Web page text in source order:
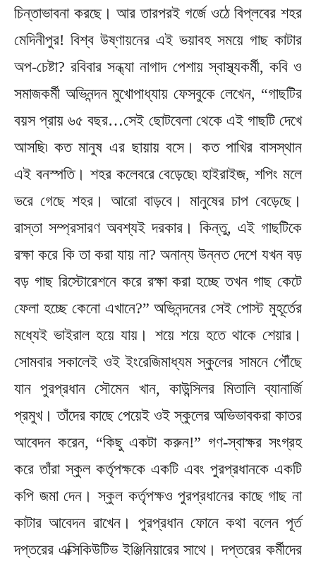
চিন্তাভাবনা করছে। আর তারপরই গর্জে ওঠে বিপ্লবের শহর
মেদিনীপুর! বিশ্ব উষ্ণায়নের এই ভয়াবহ সময়ে গাছ কাটার
অপ-চেষ্টা? রবিবার সন্ধ্যা নাগাদ পেশায় স্বাস্থ্যকর্মী, কবি ও
সমাজকর্মী অভিনন্দন মুখোপাধ্যায় ফেসবুকে লেখেন, “গাছটির
বয়স প্রায় ৬৫ বছর…সেই ছোটবেলা থেকে এই গাছটি দেখে
আসছি৷ কত মানুষ এর ছায়ায় বসে। কত পাখির বাসস্থান
এই বনস্পতি। শহর কলেবরে বেড়েছে৷ হাইরাইজ, শপিং মলে
ভরে গেছে শহর। আরো বাড়বে। মানুষের চাপ বেড়েছে।
রাস্তা সম্প্রসারণ অবশ্যই দরকার। কিন্তু, এই গাছটিকে
রক্ষা করে কি তা করা যায় না? অনান্য উন্নত দেশে যখন বড়
বড় গাছ রিস্টোরেশনে করে রক্ষা করা হচ্ছে তখন গাছ কেটে
ফেলা হচ্ছে কেনো এখানে?” অভিনন্দনের সেই পোস্ট মুহূর্তের
মধ্যেই ভাইরাল হয়ে যায়। শয়ে শয়ে হতে থাকে শেয়ার।
সোমবার সকালেই ওই ইংরেজিমাধ্যম স্কুলের সামনে পৌঁছে
যান পুরপ্রধান সৌমেন খান, কাউন্সিলর মিতালি ব্যানার্জি
প্রমুখ। তাঁদের কাছে পেয়েই ওই স্কুলের অভিভাবকরা কাতর
আবেদন করেন, “কিছু একটা করুন!” গণ-স্বাক্ষর সংগ্রহ
করে তাঁরা স্কুল কর্তৃপক্ষকে একটি এবং পুরপ্রধানকে একটি
কপি জমা দেন। স্কুল কর্তৃপক্ষও পুরপ্রধানের কাছে গাছ না
কাটার আবেদন রাখেন। পুরপ্রধান ফোনে কথা বলেন পূর্ত
দপ্তরের এক্সিকিউটিভ ইঞ্জিনিয়ারের সাথে। দপ্তরের কর্মীদের